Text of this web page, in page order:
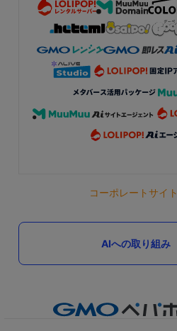
コーポレートサイト
AIへの取り組み